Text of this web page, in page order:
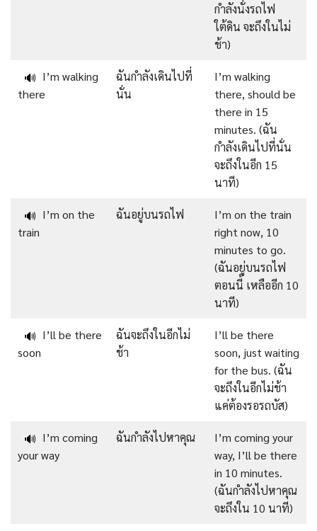
กำลังนั่งรถไฟ
ใต้ดิน จะถึงในไม่
ช้า)
🔊 I’m walking
there
ฉันกำลังเดินไปที่
นั่น
I’m walking
there, should be
there in 15
minutes. (ฉัน
กำลังเดินไปที่นั่น
จะถึงในอีก 15
นาที)
🔊 I’m on the
train
ฉันอยู่บนรถไฟ
I’m on the train
right now, 10
minutes to go.
(ฉันอยู่บนรถไฟ
ตอนนี้ เหลืออีก 10
นาที)
🔊 I’ll be there
soon
ฉันจะถึงในอีกไม่
ช้า
I’ll be there
soon, just waiting
for the bus. (ฉัน
จะถึงในอีกไม่ช้า
แค่ต้องรอรถบัส)
🔊 I’m coming
your way
ฉันกำลังไปหาคุณ
I’m coming your
way, I’ll be there
in 10 minutes.
(ฉันกำลังไปหาคุณ
จะถึงใน 10 นาที)